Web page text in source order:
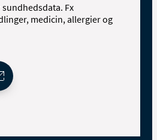
Fx
medicin, allergier og